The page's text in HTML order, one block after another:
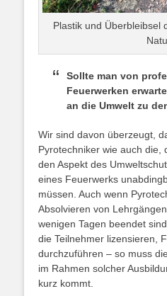
Plastik und Überbleibsel
Sollte man von
Feuerwerken
an die Umwelt zu
Wir sind davon überzeugt,
Pyrotechniker wie auch die,
den Aspekt des
eines Feuerwerks
müssen. Auch wenn
Absolvieren von
wenigen Tagen beendet
die Teilnehmer lizensieren,
durchzuführen – so muss
im Rahmen solcher
kurz kommt.